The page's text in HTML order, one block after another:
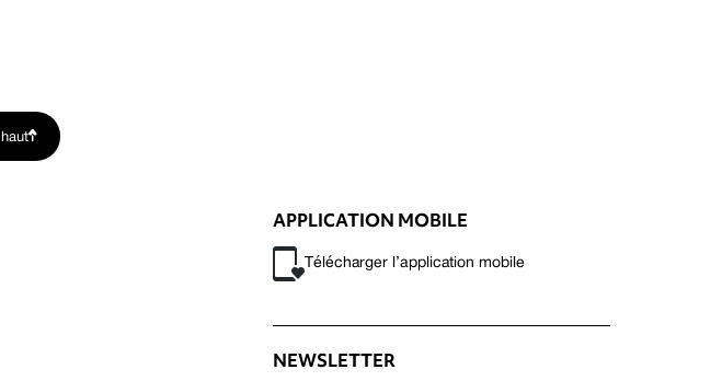
APPLICATION MOBILE
Télécharger l’application mobile
NEWSLETTER